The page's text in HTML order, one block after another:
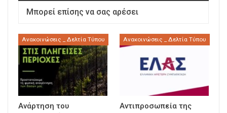
Μπορεί επίσης να σας αρέσει
Ανακοινώσεις _ Δελτία Τύπου
Ανάρτηση του
Ανακοινώσεις _ Δελτία Τύπου
Αντιπροσωπεία της